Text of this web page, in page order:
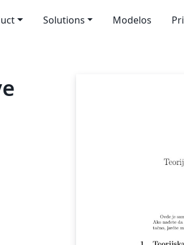
Solutions Modelos